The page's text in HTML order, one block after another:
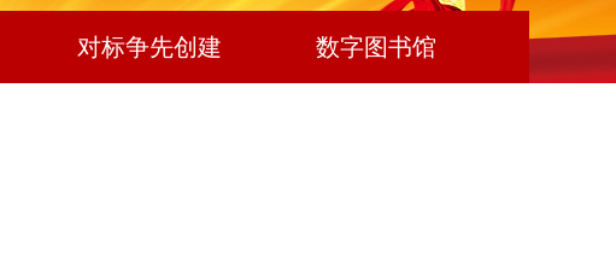
对标争先创建 数字图书馆